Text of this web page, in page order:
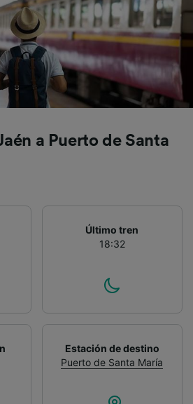
a Puerto de Santa
Último tren
18:32
Estación de destino
Puerto de Santa María